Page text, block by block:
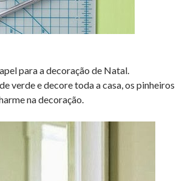
para a decoração de Natal.
verde e decore toda a casa, os pinheiros
na decoração.